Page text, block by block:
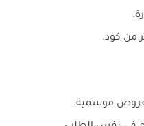
عروض موسمية.